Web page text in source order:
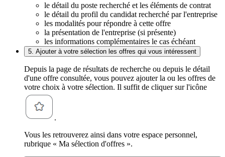
le détail du poste recherché et les éléments de contrat
le détail du profil du candidat recherché par l'entreprise
les modalités pour répondre à cette offre
la présentation de l'entreprise (si présente)
les informations complémentaires le cas échéant
5. Ajouter à votre sélection les offres qui vous intéressent
Depuis la page de résultats de recherche ou depuis le détail
d'une offre consultée, vous pouvez ajouter la ou les offres de
votre choix à votre sélection. Il suffit de cliquer sur l'icône
.
Vous les retrouverez ainsi dans votre espace personnel,
rubrique « Ma sélection d'offres ».